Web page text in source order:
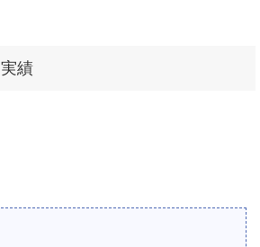
績